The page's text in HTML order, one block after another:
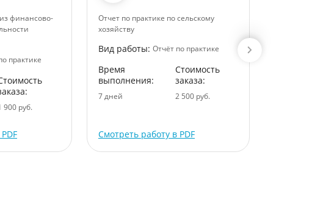
финансово-
практике
900 руб.
Отчет по практике по сельскому
хозяйству
Вид работы: Отчёт по практике
Время
выполнения:
7 дней
Стоимость
заказа:
2 500 руб.
Смотреть работу в PDF